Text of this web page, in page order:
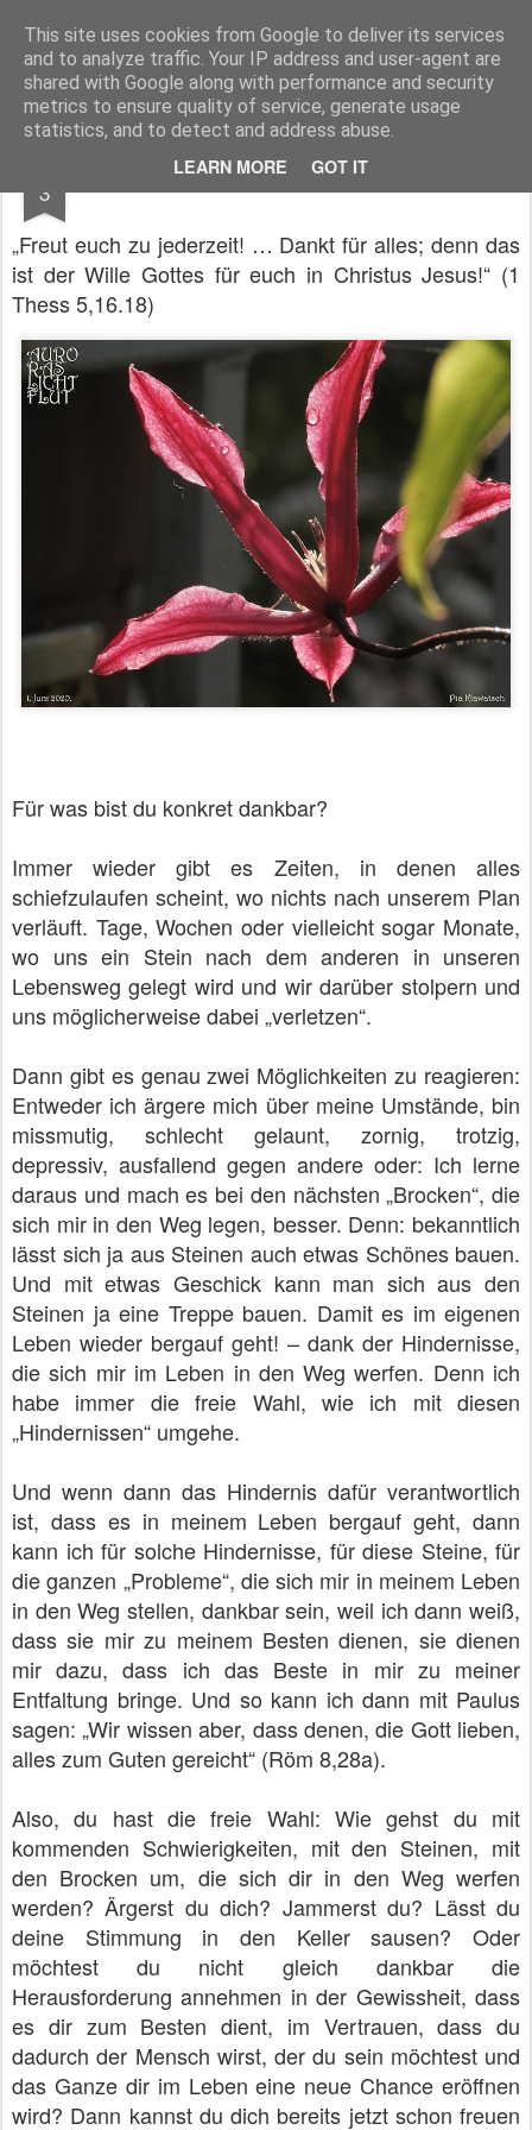
This site uses cookies from Google to deliver its services
and to analyze traffic. Your IP address and user-agent are
shared with Google along with performance and security
metrics to ensure quality of service, generate usage
statistics, and to detect and address abuse.
LEARN MORE GOT IT
Pfarre Krensdorf Die Pfarre Krensdorf gehört zum SeelSorgeRaum St. Klemens in 7033 Pöttsching, Hauptstraße 6
Pages
3 Denkt allezeit
„Freut euch zu jederzeit! … Dankt für alles; denn das
ist der Wille Gottes für euch in Christus Jesus!“ (1
Thess 5,16.18)
Für was bist du konkret dankbar?
Immer wieder gibt es Zeiten, in denen alles
schiefzulaufen scheint, wo nichts nach unserem Plan
verläuft. Tage, Wochen oder vielleicht sogar Monate,
wo uns ein Stein nach dem anderen in unseren
Lebensweg gelegt wird und wir darüber stolpern und
uns möglicherweise dabei „verletzen“.
Dann gibt es genau zwei Möglichkeiten zu reagieren:
Entweder ich ärgere mich über meine Umstände, bin
missmutig, schlecht gelaunt, zornig, trotzig,
depressiv, ausfallend gegen andere oder: Ich lerne
daraus und mach es bei den nächsten „Brocken“, die
sich mir in den Weg legen, besser. Denn: bekanntlich
lässt sich ja aus Steinen auch etwas Schönes bauen.
Und mit etwas Geschick kann man sich aus den
Steinen ja eine Treppe bauen. Damit es im eigenen
Leben wieder bergauf geht! – dank der Hindernisse,
die sich mir im Leben in den Weg werfen. Denn ich
habe immer die freie Wahl, wie ich mit diesen
„Hindernissen“ umgehe.
Und wenn dann das Hindernis dafür verantwortlich
ist, dass es in meinem Leben bergauf geht, dann
kann ich für solche Hindernisse, für diese Steine, für
die ganzen „Probleme“, die sich mir in meinem Leben
in den Weg stellen, dankbar sein, weil ich dann weiß,
dass sie mir zu meinem Besten dienen, sie dienen
mir dazu, dass ich das Beste in mir zu meiner
Entfaltung bringe. Und so kann ich dann mit Paulus
sagen: „Wir wissen aber, dass denen, die Gott lieben,
alles zum Guten gereicht“ (Röm 8,28a).
Also, du hast die freie Wahl: Wie gehst du mit
kommenden Schwierigkeiten, mit den Steinen, mit
den Brocken um, die sich dir in den Weg werfen
werden? Ärgerst du dich? Jammerst du? Lässt du
deine Stimmung in den Keller sausen? Oder
möchtest du nicht gleich dankbar die
Herausforderung annehmen in der Gewissheit, dass
es dir zum Besten dient, im Vertrauen, dass du
dadurch der Mensch wirst, der du sein möchtest und
das Ganze dir im Leben eine neue Chance eröffnen
wird? Dann kannst du dich bereits jetzt schon freuen